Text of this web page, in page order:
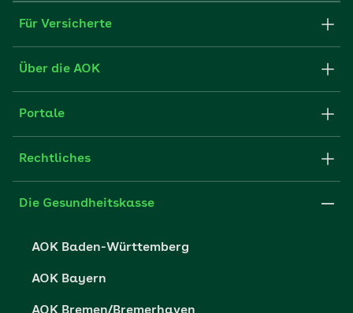
Für Versicherte
Formulare und Anträge
FAQ
Websitenutzung
Über die AOK
Struktur & Verwaltung
Partner der AOK
Portale
Fachportal für Arbeitgeber
Presse- und Politikportal
Vertriebspartner-Service
Rechtliches
Impressum
Die Gesundheitskasse
AOK Baden-Württemberg
AOK Bayern